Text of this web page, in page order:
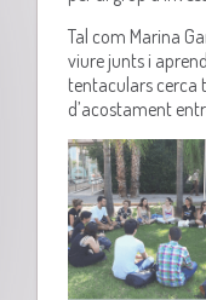
Tal com Marina
viure junts i
tentaculars cerca
d’acostament